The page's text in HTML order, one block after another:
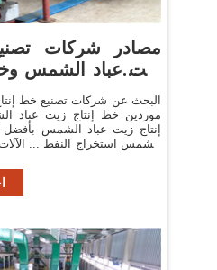
مصادر شركات
زيت عباد الشمس
البحث عن شركات تصنيع خط
موردين خط إنتاج زيت عباد
إنتاج زيت عباد الشمس بأفضل